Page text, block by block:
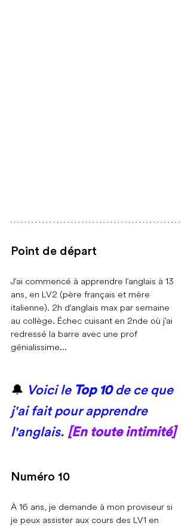
Point de départ
J'ai commencé à apprendre l'anglais à 13
ans, en LV2 (père français et mère
italienne). 2h d'anglais max par semaine
au collège. Échec cuisant en 2nde où j'ai
redressé la barre avec une prof
génialissime...
🔔 Voici le Top 10 de ce que
j'ai fait pour apprendre
l'anglais. [En toute intimité]
Numéro 10
À 16 ans, je demande à mon proviseur si
je peux assister aux cours des LV1 en